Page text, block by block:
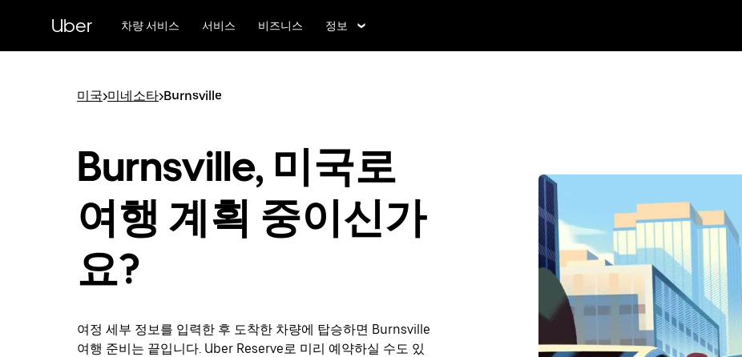
Uber 차량 서비스 서비스 비즈니스 정보
미국>미네소타>Burnsville
Burnsville, 미국로
여행 계획 중이신가
요?
여정 세부 정보를 입력한 후 도착한 차량에 탑승하면 Burnsville
여행 준비는 끝입니다. Uber Reserve로 미리 예약하실 수도 있